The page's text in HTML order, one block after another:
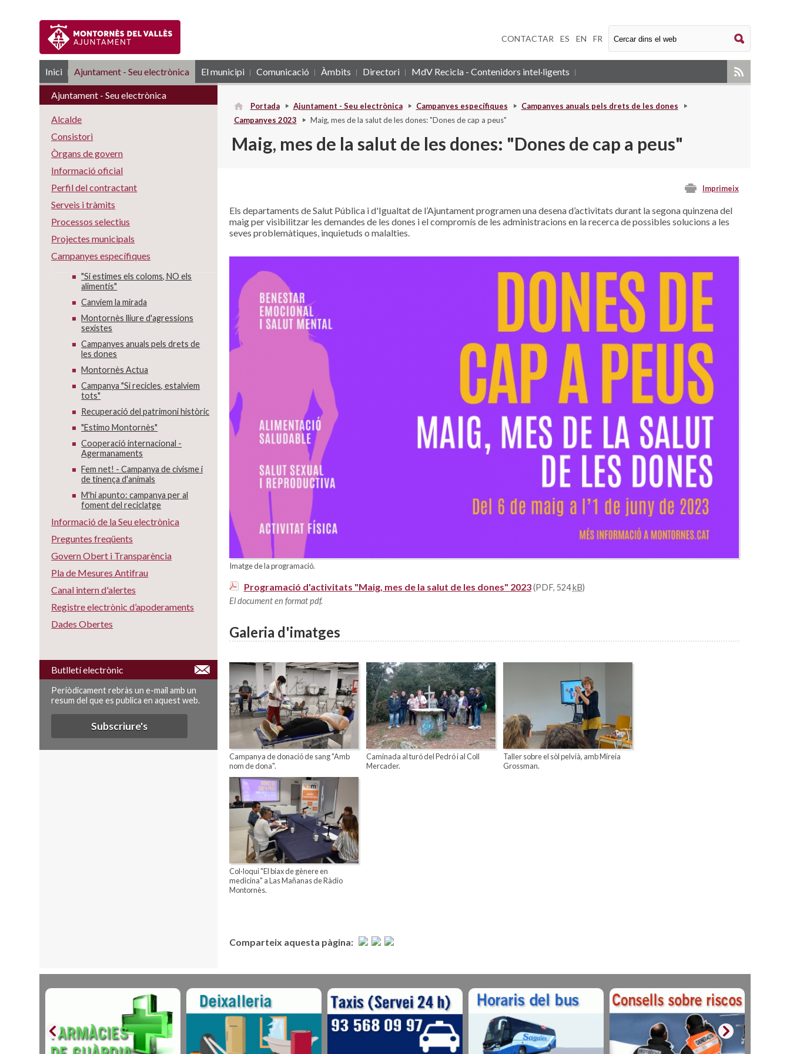
CONTACTAR ES EN FR
Inici Ajuntament - Seu electrònica El municipi Comunicació Àmbits Directori MdV Recicla - Contenidors intel·ligents
RSS
Portada Ajuntament - Seu electrònica Campanyes específiques
Campanyes anuals pels drets de les dones
Campanyes 2023
Maig, mes de la salut de les dones: "Dones de cap a peus"
Maig, mes de la salut de les dones: "Dones de cap a peus"
Imprimeix
Els departaments de Salut Pública i d'Igualtat de l’Ajuntament programen una desena d’activitats durant la segona quinzena del
maig per visibilitzar les demandes de les dones i el compromís de les administracions en la recerca de possibles solucions a les
seves problemàtiques, inquietuds o malalties.
Imatge de la programació.
Programació d'activitats "Maig, mes de la salut de les dones" 2023(PDF, 524kB)
El document en format pdf.
Galeria d'imatges
Campanya de donació de sang "Amb
nom de dona".
Caminada al turó del Pedró i al Coll
Mercader.
Taller sobre el sòl pelvià, amb Mireia
Grossman.
Col·loqui "El biax de gènere en
medicina" a Las Mañanas de Ràdio
Montornès.
Comparteix aquesta pàgina:
Ajuntament - Seu electrònica
Alcalde
Consistori
Òrgans de govern
Informació oficial
Perfil del contractant
Serveis i tràmits
Processos selectius
Projectes municipals
Campanyes específiques
"Si estimes els coloms, NO els
alimentis"
Canviem la mirada
Montornès lliure d'agressions
sexistes
Campanyes anuals pels drets de
les dones
Montornès Actua
Campanya "Si recicles, estalviem
tots"
Recuperació del patrimoni històric
"Estimo Montornès"
Cooperació internacional -
Agermanaments
Fem net! - Campanya de civisme i
de tinença d'animals
M'hi apunto: campanya per al
foment del reciclatge
Informació de la Seu electrònica
Preguntes freqüents
Govern Obert i Transparència
Pla de Mesures Antifrau
Canal intern d'alertes
Registre electrònic d’apoderaments
Dades Obertes
Butlletí electrònic
Periòdicament rebràs un e-mail amb un
resum del que es publica en aquest web.
Subscriure's